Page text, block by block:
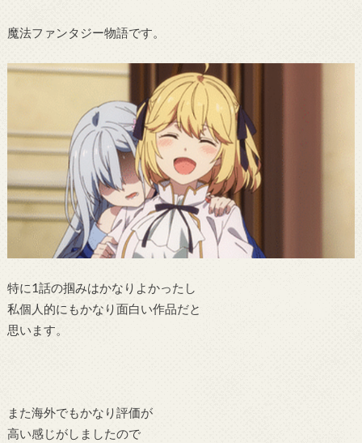
魔法ファンタジー物語です。
特に1話の掴みはかなりよかったし
私個人的にもかなり面白い作品だと
思います。
また海外でもかなり評価が
高い感じがしましたので